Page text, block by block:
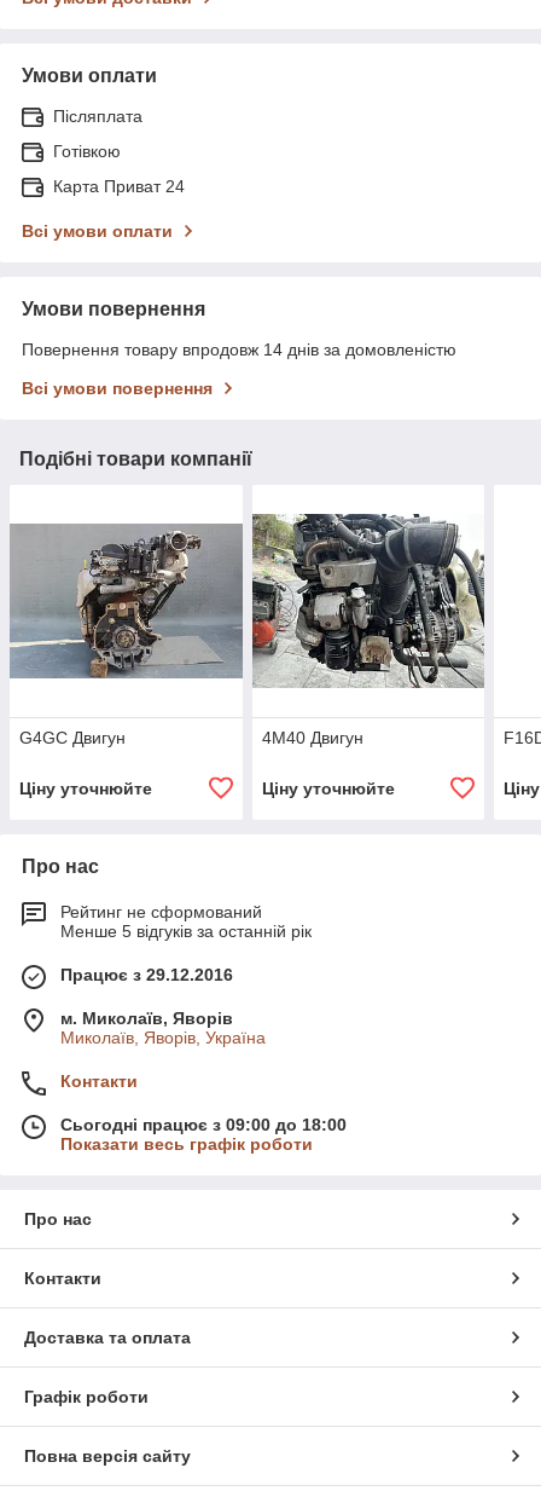
Умови оплати
Післяплата
Готівкою
Карта Приват 24
Всі умови оплати
Умови повернення
Повернення товару впродовж 14 днів за домовленістю
Всі умови повернення
Подібні товари компанії
G4GC Двигун
Ціну уточнюйте
4M40 Двигун
Ціну уточнюйте
Про нас
Рейтинг не сформований
Менше 5 відгуків за останній рік
Працює з 29.12.2016
м. Миколаїв, Яворів
Миколаїв, Яворів, Україна
Контакти
Сьогодні працює з 09:00 до 18:00
Показати весь графік роботи
Про нас
Контакти
Доставка та оплата
Графік роботи
Повна версія сайту